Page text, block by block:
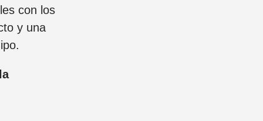
con los
y una